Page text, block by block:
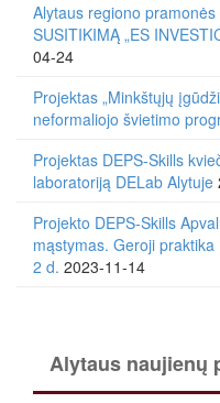
Alytaus regiono
SUSITIKIMĄ „ES
04-24
Projektas „Minkštųjų
neformaliojo švietimo
Projektas DEPS-Skills
laboratoriją DELab Alytuje
Projekto DEPS-Skills
mąstymas. Geroji
2 d. 2023-11-14
Alytaus naujienų